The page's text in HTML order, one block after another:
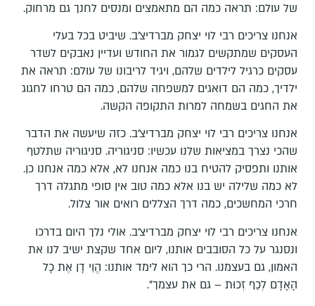
של עולם: תראה כמה הם מתאמצים ומנסים לחנך גם מרחוק.
אנחנו צריכים רבי לוי יצחק מברדיצ'ב. שיביט בכל בעלי
העסקים שמתקשים לגמור את החודש ועדיין נאבקים לשדר
עסקים כרגיל לילדים שלהם, ויגיד לריבונו של עולם: תראה את
ילדיך, כמה הם דואגים למשפחה שלהם, כמה הם טרחו לחגוג
את החגים בשמחה למרות התקופה הקשה.
אנחנו צריכים רבי לוי יצחק מברדיצ'ב. כזה שיעשה את הדבר
שהכי נצרך במציאות שלנו עכשיו: סניגוריה. סניגוריה שתלטף
אותנו ותפסיק להטיח בנו כמה אנחנו לא, אלא כמה אנחנו כן.
לא כמה שלילה יש בנו אלא כמה טוב אין סופי מתגלה דרך
חרכי המחשכים, כמה דרך הצללים רואים אור צלול.
אנחנו צריכים רבי לוי יצחק מברדיצ'ב. אולי נלך היום בדרכו
ונסנגר על כל הסובבים אותנו, ליום אחד שקצת ישיב לנו את
האמון, גם בעצמנו. הרי כך הוא לימד אותנו: הֱוֵי דָן אֶת כָל
הָאָדָם לְכַף זְכוּת – גם את עצמך".